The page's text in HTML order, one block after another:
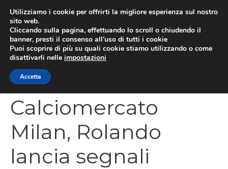
contenuto
Calciomercato
Milan, Rolando
lancia segnali
Utilizziamo i cookie per offrirti la migliore esperienza sul nostro
sito web.
Cliccando sulla pagina, effettuando lo scroll o chiudendo il
banner, presti il consenso all’uso di tutti i cookie
Puoi scoprire di più su quali cookie stiamo utilizzando o come
disattivarli nelle impostazioni
Accetta